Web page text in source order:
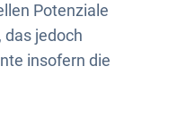
Potenziale
jedoch
insofern die